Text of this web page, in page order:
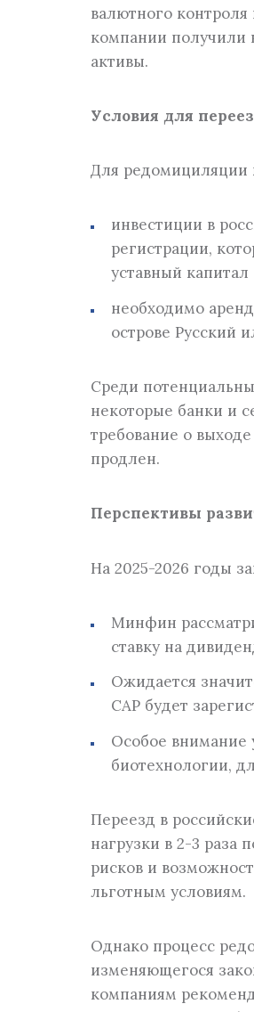
валютного
компании получили
активы.
Условия для
Для редомициляции
инвестиции в
регистрации,
уставный капитал
необходимо
острове Русский
Среди
некоторые банки и
требование о
продлен.
Перспективы
На 2025-2026 годы
Минфин
ставку на
Ожидается
САР будет
Особое внимание
биотехнологии,
Переезд в
нагрузки в 2-3 раза
рисков и
льготным условиям.
Однако процесс
изменяющегося
компаниям